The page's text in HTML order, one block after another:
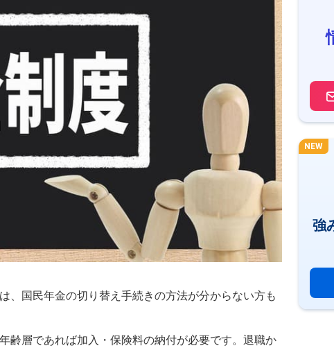
、国民年金の切り替え手続きの方法が分からない方も
齢層であれば加入・保険料の納付が必要です。退職か
NEW
強